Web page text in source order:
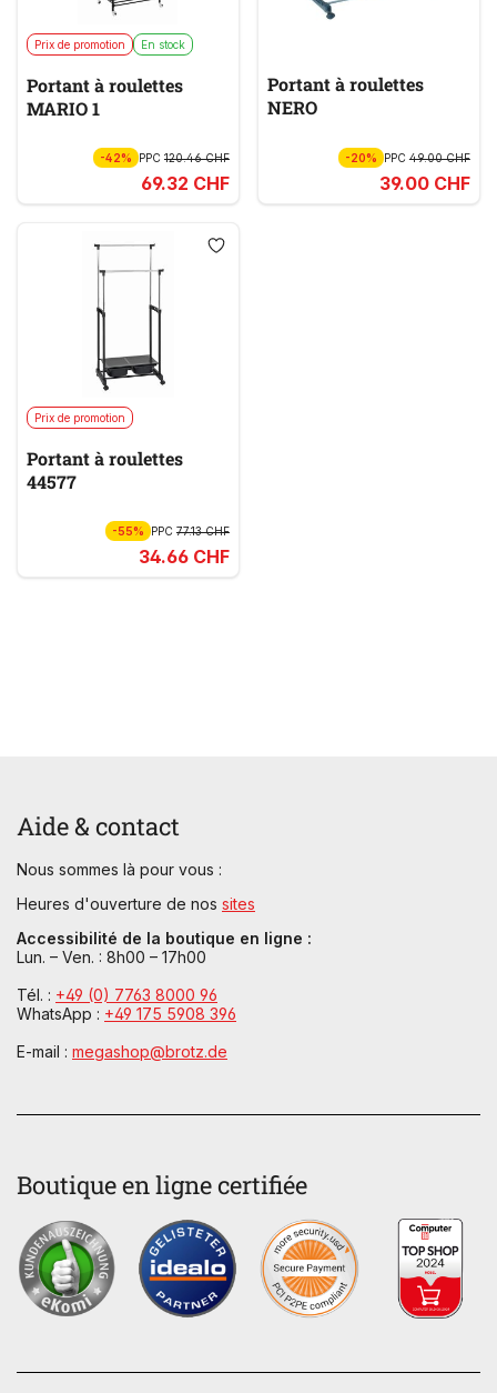
Prix de promotion En stock
Portant à roulettes
MARIO 1
-42% PPC 120.46 CHF
69.32 CHF
Portant à roulettes
NERO
-20% PPC49.00 CHF
39.00 CHF
Prix de promotion
Portant à roulettes
44577
-55% PPC 77.13 CHF
34.66 CHF
Aide & contact
Nous sommes là pour vous :
Heures d'ouverture de nos sites
Accessibilité de la boutique en ligne :
Lun. – Ven. : 8h00 – 17h00
Tél. : +49 (0) 7763 8000 96
WhatsApp : +49 175 5908 396
E-mail : megashop@brotz.de
Boutique en ligne certifiée